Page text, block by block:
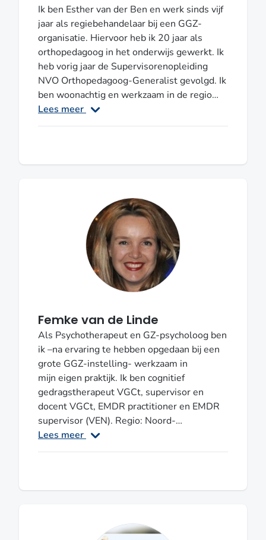
Ik ben Esther van der Ben en werk sinds vijf
jaar als regiebehandelaar bij een GGZ-
organisatie. Hiervoor heb ik 20 jaar als
orthopedagoog in het onderwijs gewerkt. Ik
heb vorig jaar de Supervisorenopleiding
NVO Orthopedagoog-Generalist gevolgd. Ik
ben woonachtig en werkzaam in de regio
Leiden. Als supervisor wil ik samen werken
aan inzicht en reflectie, zodat je kan groeien
sporten en naar het theater te gaan. Indien
opleiding tot Orthopedagoog-Generalist,
dan kun je een E-mail sturen
naar evdbgrowinside@hotmail.com. Ik kijk
ernaar uit om samen het traject aan te gaan!
Lees meer
Femke van de Linde
Als Psychotherapeut en GZ-psycholoog ben
ik –na ervaring te hebben opgedaan bij een
grote GGZ-instelling- werkzaam in
mijn eigen praktijk. Ik ben cognitief
gedragstherapeut VGCt, supervisor en
docent VGCt, EMDR practitioner en EMDR
supervisor (VEN). Regio: Noord-
BrabantSupervisor VGCt en VEN
Lees meer